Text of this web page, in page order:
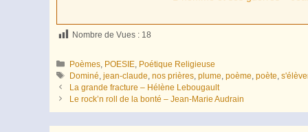
Nombre de Vues : 18
Catégories
Poèmes POESIE Poétique Religieuse
Étiquettes
Dominé ,jean-claude ,nos prières ,plume ,poème ,poète ,
La grande fracture – Hélène Lebougault
Le rock’n roll de la bonté – Jean-Marie Audrain